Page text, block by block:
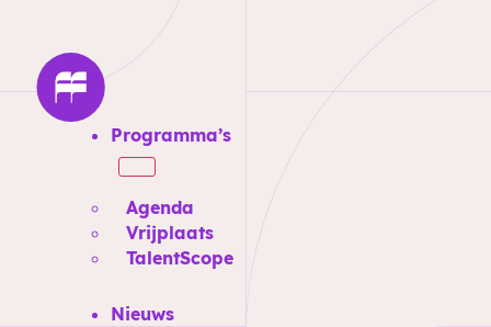
Programma’s
Agenda
Vrijplaats
TalentScope
Nieuws